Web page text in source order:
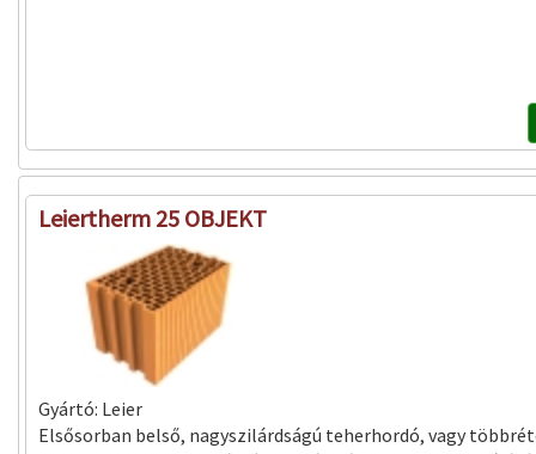
Leiertherm 25 OBJEKT
Gyártó: Leier
Elsősorban belső, nagyszilárdságú teherhordó, vagy